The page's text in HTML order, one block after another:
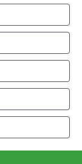
けておりま
ん。
せ等は、休み